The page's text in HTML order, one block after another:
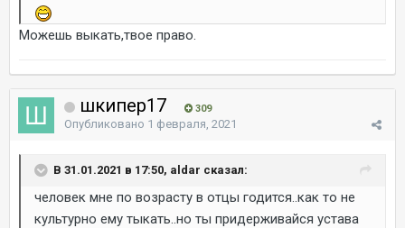
Можешь выкать,твое право.
шкипер17 309
Опубликовано 1 февраля, 2021
В 31.01.2021 в 17:50, aldar сказал:
человек мне по возрасту в отцы годится..как то не
культурно ему тыкать..но ты придерживайся устава